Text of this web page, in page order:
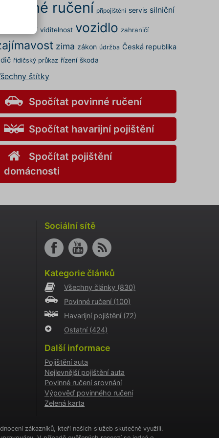
povinné ručení připojištění servis silniční
STK viditelnost vozidlo zahraničí
zima zákon údržba Česká republika
řidičský průkaz řízení škoda
štítky
Spočítat povinné ručení
Spočítat havarijní pojištění
Spočítat pojištění
domácnosti
Sociální sítě
Kategorie článků
Všechny články (830)
Povinné ručení (100)
Havarijní pojištění (72)
Ostatní (424)
Další informace
Pojištění auta
Nejlevnější pojištění auta
Povinné ručení srovnání
Výpověď povinného ručení
Zelená karta
zákazníků, kteří našich služeb skutečně využili.
v